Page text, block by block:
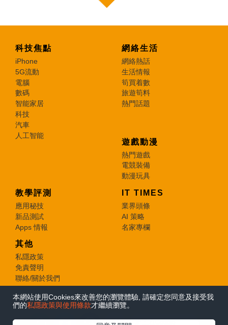
本網站使用Cookies來改善您的瀏覽體驗, 請確定您同意及接受我
們的私隱政策與使用條款才繼續瀏覽。
科技焦點
iPhone
5G流動
電腦
數碼
智能家居
科技
汽車
人工智能
網絡生活
網絡熱話
生活情報
筍買着數
旅遊筍料
熱門話題
遊戲動漫
熱門遊戲
電競裝備
動漫玩具
教學評測
應用秘技
新品測試
Apps 情報
IT TIMES
業界頭條
AI 策略
名家專欄
其他
私隱政策
免責聲明
聯絡/關於我們
© 2026 e-zone. All Rights Reserved.